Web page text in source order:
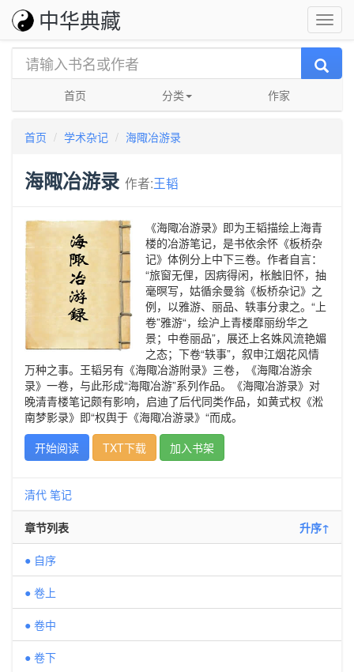
中华典藏
首页 分类 作家
首页 学术杂记 海陬冶游录
海陬冶游录 作者:王韬
《海陬冶游录》即为王韬描绘上海青
楼的冶游笔记，是书依余怀《板桥杂
记》体例分上中下三卷。作者自言：
“旅窗无俚，因病得闲，枨触旧怀，抽
毫暝写，姑循余曼翁《板桥杂记》之
例，以雅游、丽品、轶事分隶之。“上
卷”雅游“，绘沪上青楼靡丽纷华之
景；中卷丽品”，展还上名姝风流艳媚
之态；下卷“轶事”，叙申江烟花风情
万种之事。王韬另有《海陬冶游附录》三卷，《海陬冶游余
录》一卷，与此形成“海陬冶游”系列作品。《海陬冶游录》对
晚清青楼笔记颇有影响，启迪了后代同类作品，如黄式权《淞
南梦影录》即“权舆于《海陬冶游录》“而成。
开始阅读
TXT下载 加入书架
清代 笔记
章节列表 升序↑
● 自序
● 卷上
● 卷中
● 卷下